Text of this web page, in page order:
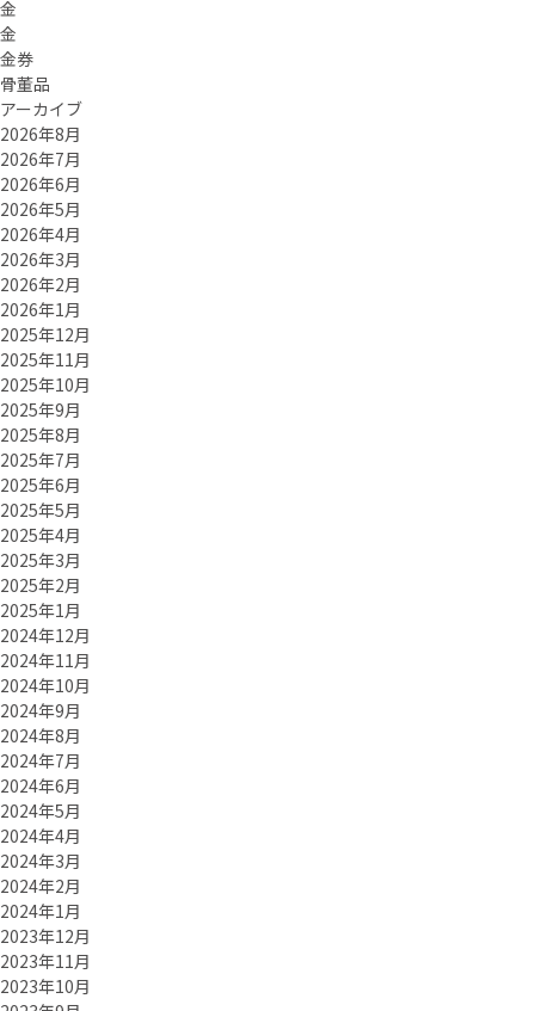
金
金
金券
骨董品
アーカイブ
2026年8月
2026年7月
2026年6月
2026年5月
2026年4月
2026年3月
2026年2月
2026年1月
2025年12月
2025年11月
2025年10月
2025年9月
2025年8月
2025年7月
2025年6月
2025年5月
2025年4月
2025年3月
2025年2月
2025年1月
2024年12月
2024年11月
2024年10月
2024年9月
2024年8月
2024年7月
2024年6月
2024年5月
2024年4月
2024年3月
2024年2月
2024年1月
2023年12月
2023年11月
2023年10月